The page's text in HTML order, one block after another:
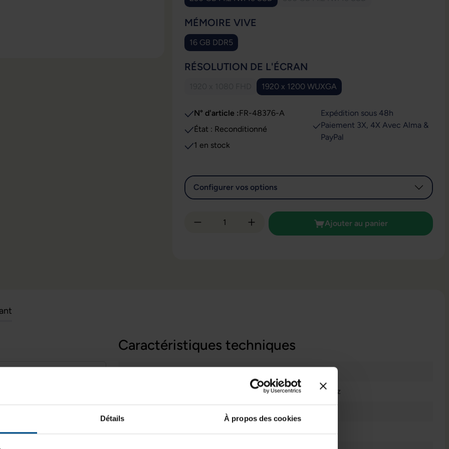
Détails À propos des cookies
SÉLECTIONNEZ
MÉMOIRE VIVE
16 GB DDR5
SÉLECTIONNEZ
RÉSOLUTION DE L'ÉCRAN
(Cette option n'est pas disponible pour le moment.)
1920 x 1200 WUXGA
N° d'article :FR-48376-A
État : Reconditionné
1 en stock
Expédition sous 48h
Paiement 3X, 4X Avec Alma &
PayPal
Configurer vos options
Quantité de produit : Entrez la quantité
Ajouter au panier
conçu pour les
entre performances et
Go de mémoire DDR5 et
assure un confort
de Thunderbolt 4,
avec de nombreux
Caractéristiques techniques
Intel Core i5 1345U @ 1,2 GHz
Type de produit: Ordinateur Portable